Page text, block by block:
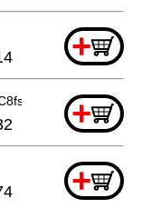
+
G23ss+
+